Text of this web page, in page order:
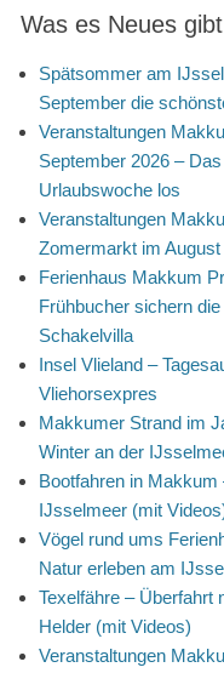
Was es Neues
Spätsommer am
September die
Veranstaltungen
September 2026 –
Urlaubswoche los
Veranstaltungen
Zomermarkt im August
Ferienhaus Makkum
Frühbucher sichern die
Schakelvilla
Insel Vlieland –
Vliehorsexpres
Makkumer Strand im
Winter an der
Bootfahren in Makkum
IJsselmeer (mit
Vögel rund ums
Natur erleben am
Texelfähre – Überfahrt
Helder (mit Videos)
Veranstaltungen